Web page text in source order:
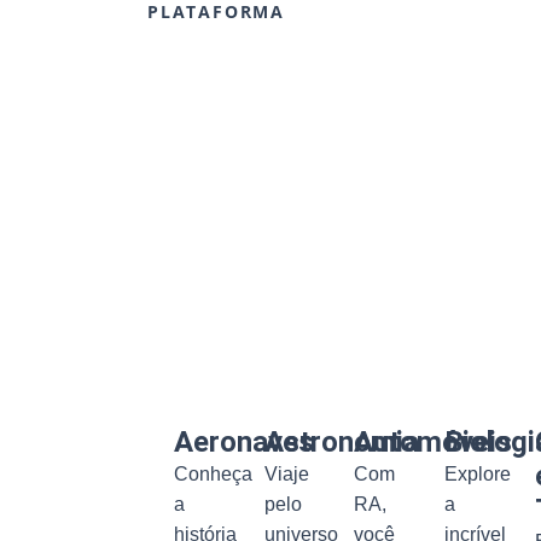
PLATAFORMA
Aeronaves
Conheça
a
história
Astronomia
Viaje
pelo
universo
Automóveis
Com
RA,
você
Explore
a
incrível